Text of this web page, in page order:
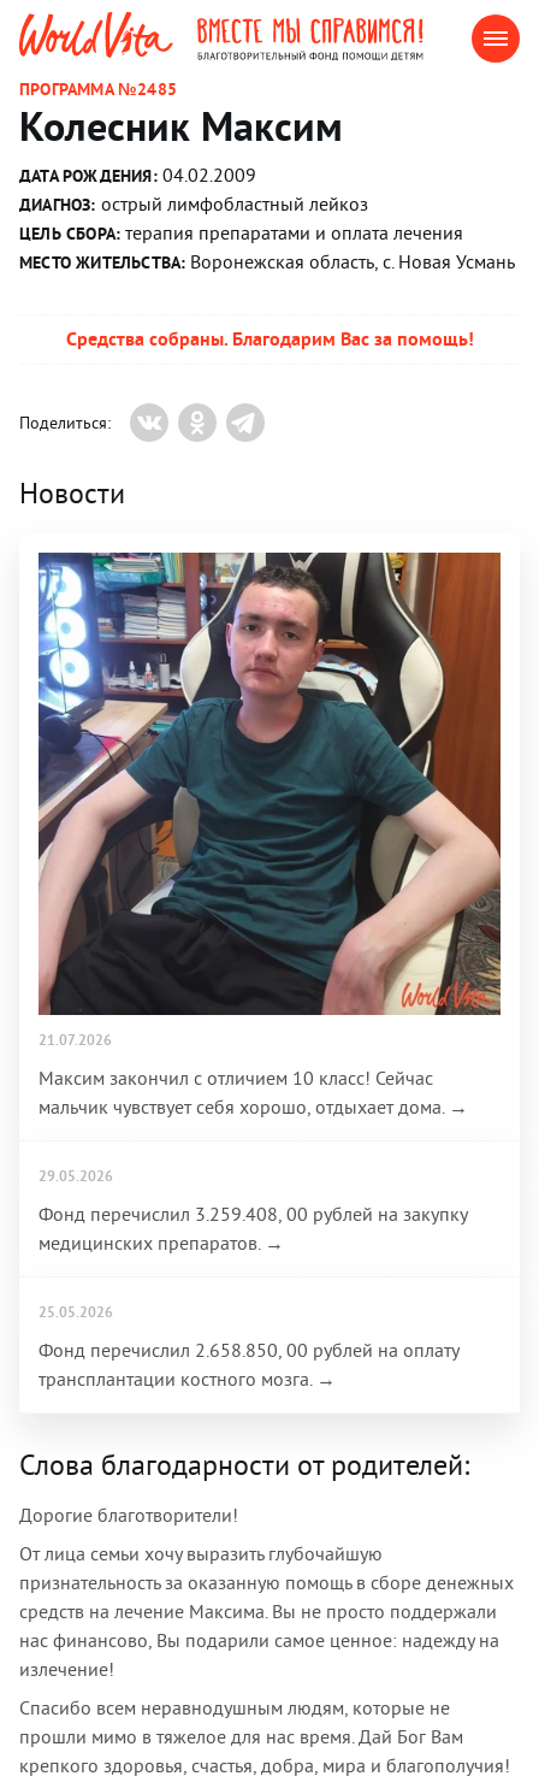
ПРОГРАММА №2485
Колесник Максим
ДАТА РОЖДЕНИЯ:04.02.2009
ДИАГНОЗ: острый лимфобластный лейкоз
ЦЕЛЬ СБОРА: терапия препаратами и оплата лечения
МЕСТО ЖИТЕЛЬСТВА: Воронежская область, с. Новая Усмань
Средства собраны. Благодарим Вас за помощь!
Поделиться:
Новости
21.07.2026
Максим закончил с отличием 10 класс! Сейчас
мальчик чувствует себя хорошо, отдыхает дома. →
29.05.2026
Фонд перечислил 3.259.408, 00 рублей на закупку
медицинских препаратов. →
25.05.2026
Фонд перечислил 2.658.850, 00 рублей на оплату
трансплантации костного мозга. →
Слова благодарности от родителей:
Дорогие благотворители!
От лица семьи хочу выразить глубочайшую
признательность за оказанную помощь в сборе денежных
средств на лечение Максима. Вы не просто поддержали
нас финансово, Вы подарили самое ценное: надежду на
излечение!
Спасибо всем неравнодушным людям, которые не
прошли мимо в тяжелое для нас время. Дай Бог Вам
крепкого здоровья, счастья, добра, мира и благополучия!